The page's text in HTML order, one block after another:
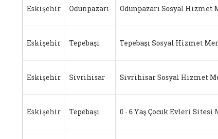
Eskişehir Odunpazarı Odunpazarı Sosyal Hizmet
Eskişehir Tepebaşı Tepebaşı Sosyal Hizmet
Eskişehir Sivrihisar Sivrihisar Sosyal Hizmet
Eskişehir Tepebaşı 0 - 6 Yaş Çocuk Evleri Sitesi